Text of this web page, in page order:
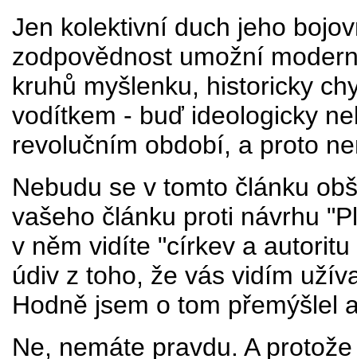
Jen kolektivní duch jeho
zodpovědnost umožní
kruhů myšlenku, historicky
vodítkem - buď ideologicky
revolučním období, a proto
Nebudu se v tomto článku
vašeho článku proti návrhu
v něm vidíte "církev a
údiv z toho, že vás vidím
Hodně jsem o tom přemýšlel
Ne, nemáte pravdu. A